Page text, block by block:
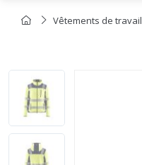
Vêtements de travail